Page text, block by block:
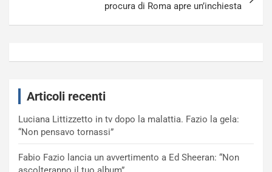
procura di Roma apre un’inchiesta
Articoli recenti
Luciana Littizzetto in tv dopo la malattia. Fazio la gela:
“Non pensavo tornassi”
Fabio Fazio lancia un avvertimento a Ed Sheeran: “Non